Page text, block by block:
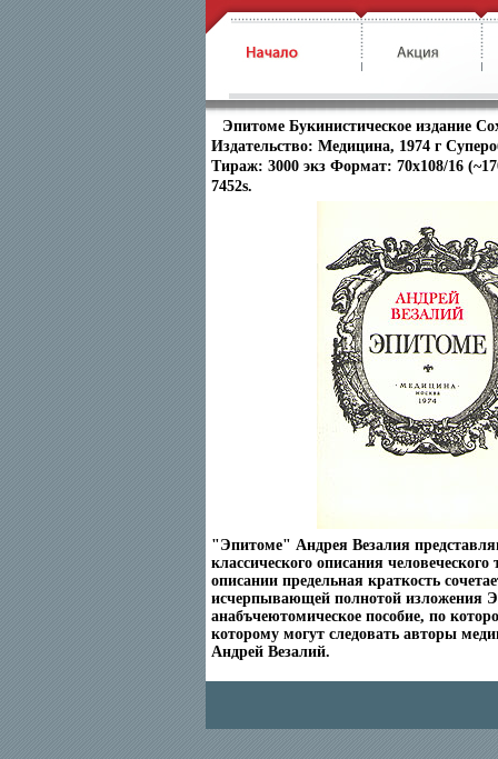
Эпитоме Букинистическое издание
Издательство: Медицина, 1974 г
Тираж: 3000 экз Формат: 70x108/16
7452s.
"Эпитоме" Андрея Везалия
классического описания человеческого
описании предельная краткость
исчерпывающей полнотой изложения
анабъчеютомическое пособие, по
которому могут следовать авторы
Андрей Везалий.